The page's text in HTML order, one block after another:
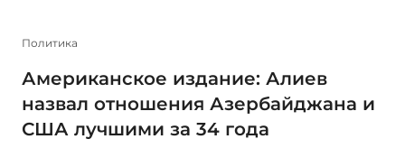
Политика
Американское издание: Алиев
назвал отношения Азербайджана и
США лучшими за 34 года